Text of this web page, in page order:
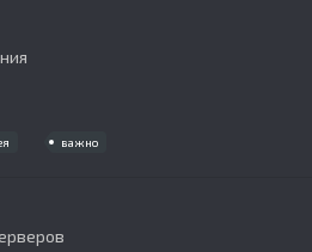
важно